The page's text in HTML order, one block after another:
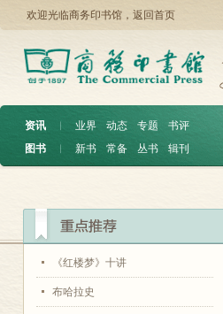
欢迎光临商务印书馆， 返回首页
资讯 ︱ 业界 动态 专题
书评
图书
︱ 新书 常备 丛书 辑刊
《红楼梦》十讲
布哈拉史